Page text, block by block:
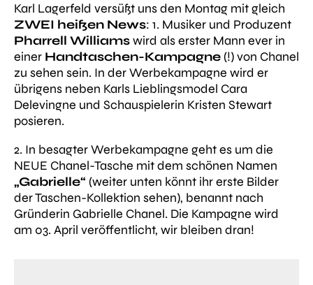
Karl Lagerfeld versüßt uns den Montag mit gleich
ZWEI heißen News: 1. Musiker und Produzent
Pharrell Williamswird als erster Mann ever in
einer Handtaschen-Kampagne (!) von Chanel
zu sehen sein. In der Werbekampagne wird er
übrigens neben Karls Lieblingsmodel Cara
Delevingne und Schauspielerin Kristen Stewart
posieren.
2. In besagter Werbekampagne geht es um die
NEUE Chanel-Tasche mit dem schönen Namen
„Gabrielle“ (weiter unten könnt ihr erste Bilder
der Taschen-Kollektion sehen), benannt nach
Gründerin Gabrielle Chanel. Die Kampagne wird
am 03. April veröffentlicht, wir bleiben dran!